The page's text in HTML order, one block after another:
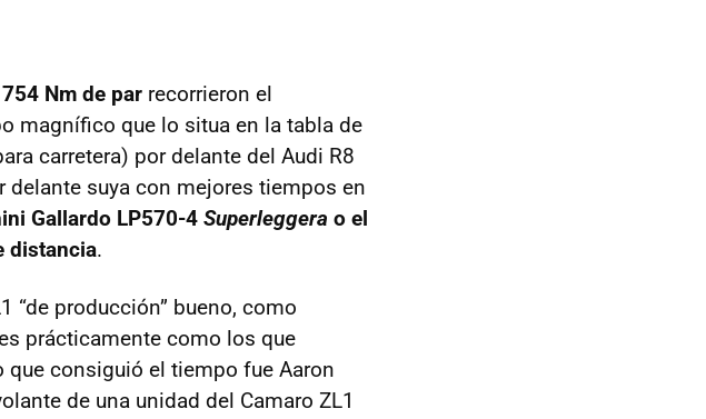
Nm de par recorrieron el
magnífico que lo situa en la tabla de
carretera) por delante del Audi R8
suya con mejores tiempos en
Gallardo LP570-4 Superleggera o el
distancia.
“de producción” bueno, como
prácticamente como los que
consiguió el tiempo fue Aaron
de una unidad del Camaro ZL1